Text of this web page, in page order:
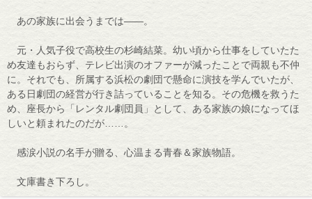
あの家族に出会うまでは――。
元・人気子役で高校生の杉崎結菜。幼い頃から仕事をしていたた
め友達もおらず、テレビ出演のオファーが減ったことで両親も不仲
に。それでも、所属する浜松の劇団で懸命に演技を学んでいたが、
ある日劇団の経営が行き詰っていることを知る。その危機を救うた
め、座長から「レンタル劇団員」として、ある家族の娘になってほ
しいと頼まれたのだが……。
感涙小説の名手が贈る、心温まる青春＆家族物語。
文庫書き下ろし。